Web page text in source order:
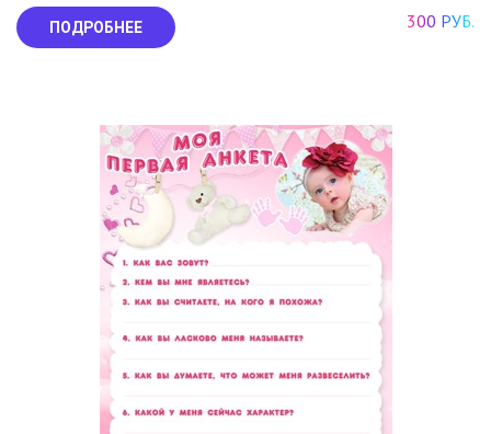
ПОДРОБНЕЕ 300 РУБ.